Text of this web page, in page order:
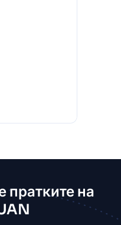
пратките на